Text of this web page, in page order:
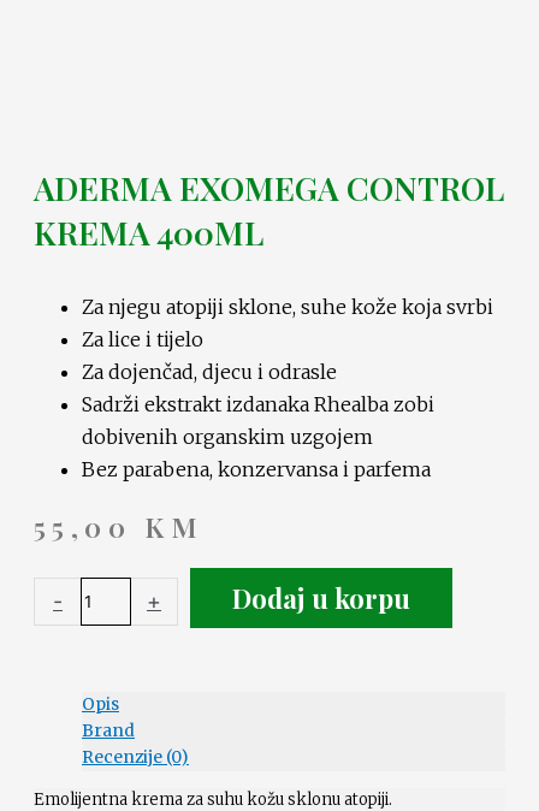
ADERMA EXOMEGA CONTROL
KREMA 400ML
Za njegu atopiji sklone, suhe kože koja svrbi
Za lice i tijelo
Za dojenčad, djecu i odrasle
Sadrži ekstrakt izdanaka Rhealba zobi
dobivenih organskim uzgojem
Bez parabena, konzervansa i parfema
55,00 KM
- + Dodaj u korpu
Opis
Brand
Recenzije (0)
Emolijentna krema za suhu kožu sklonu atopiji.